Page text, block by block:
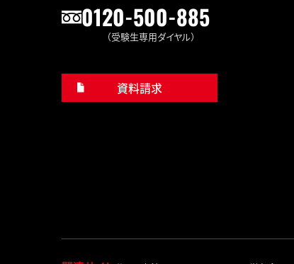
0120-500-885
（受験生専用ダイヤル）
資料請求